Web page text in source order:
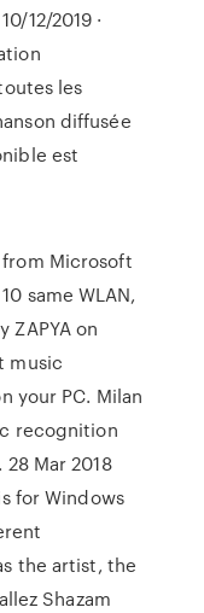
12/2019 ·
les
diffusée
est
from Microsoft
same WLAN,
on
music
your PC. Milan
recognition
28 Mar 2018
for Windows
the artist, the
Shazam